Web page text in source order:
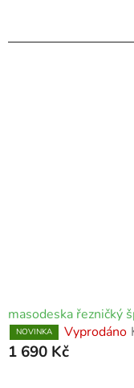
masodeska řezničký
NOVINKA Vyprodáno
1 690 Kč